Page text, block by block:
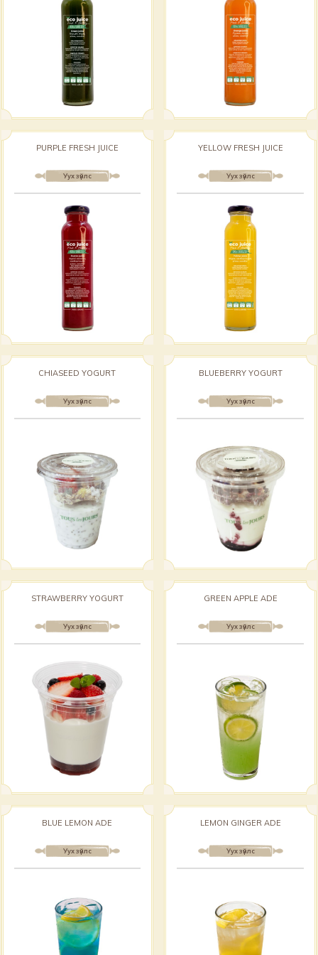
Уух зүйлс
PURPLE FRESH JUICE
Уух зүйлс
YELLOW FRESH JUICE
Уух зүйлс
CHIASEED YOGURT
Уух зүйлс
BLUEBERRY YOGURT
Уух зүйлс
STRAWBERRY YOGURT
Уух зүйлс
GREEN APPLE ADE
Уух зүйлс
BLUE LEMON ADE
Уух зүйлс
LEMON GINGER ADE